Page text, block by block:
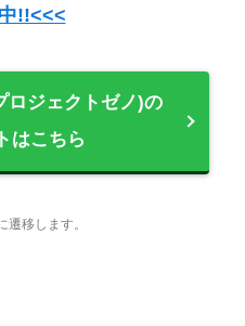
!!<<<
ロジェクトゼノ)の
はこちら
移します。